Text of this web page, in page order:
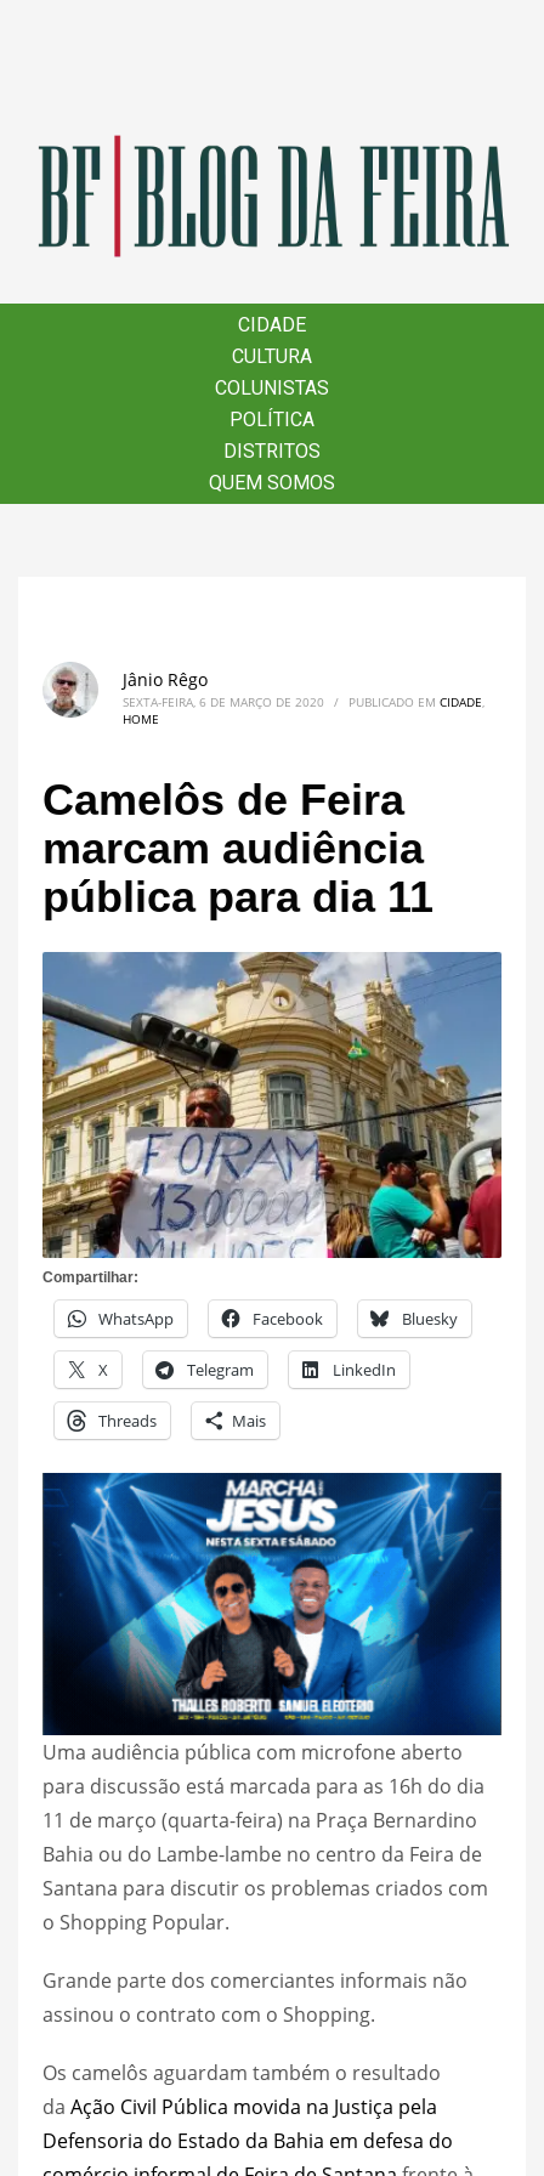
CIDADE
CULTURA
COLUNISTAS
POLÍTICA
DISTRITOS
QUEM SOMOS
CIDADE
CULTURA
COLUNISTAS
POLÍTICA
DISTRITOS
QUEM SOMOS
Jânio Rêgo
SEXTA-FEIRA, 6 DE MARÇO DE 2020 / PUBLICADO EM CIDADE,
HOME
Camelôs de Feira
marcam audiência
pública para dia 11
Compartilhar:
WhatsApp Facebook Bluesky
X Telegram LinkedIn
Threads Mais
Uma audiência pública com microfone aberto
para discussão está marcada para as 16h do dia
11 de março (quarta-feira) na Praça Bernardino
Bahia ou do Lambe-lambe no centro da Feira de
Santana para discutir os problemas criados com
o Shopping Popular.
Grande parte dos comerciantes informais não
assinou o contrato com o Shopping.
Os camelôs aguardam também o resultado
da Ação Civil Pública movida na Justiça pela
Defensoria do Estado da Bahia em defesa do